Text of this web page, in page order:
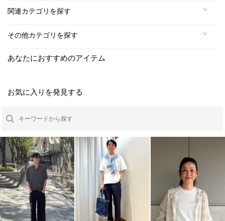
関連カテゴリを探す
その他カテゴリを探す
あなたにおすすめのアイテム
お気に入りを発見する